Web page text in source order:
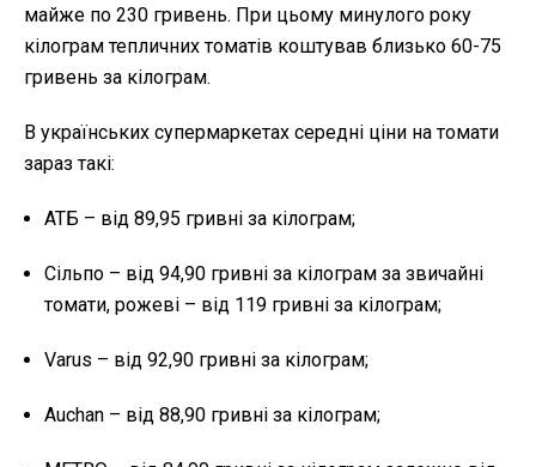
майже по 230 гривень. При цьому минулого року
кілограм тепличних томатів коштував близько 60-75
гривень за кілограм.
В українських супермаркетах середні ціни на томати
зараз такі:
АТБ – від 89,95 гривні за кілограм;
Сільпо – від 94,90 гривні за кілограм за звичайні
томати, рожеві – від 119 гривні за кілограм;
Varus – від 92,90 гривні за кілограм;
Auchan – від 88,90 гривні за кілограм;